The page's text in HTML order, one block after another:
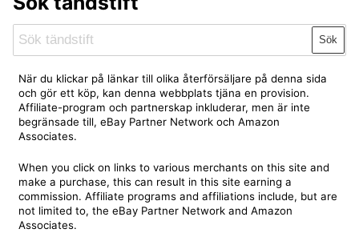
Sök
När du klickar på länkar till olika återförsäljare på denna sida
och gör ett köp, kan denna webbplats tjäna en provision.
Affiliate-program och partnerskap inkluderar, men är inte
begränsade till, eBay Partner Network och Amazon
Associates.
When you click on links to various merchants on this site and
make a purchase, this can result in this site earning a
commission. Affiliate programs and affiliations include, but are
not limited to, the eBay Partner Network and Amazon
Associates.